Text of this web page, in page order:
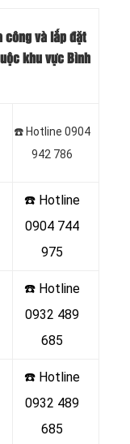
công và lắp đặt
khu vực Bình
☎️ Hotline 0904
942 786
☎️ Hotline
0904 744
975
☎️ Hotline
0932 489
685
☎️ Hotline
0932 489
685